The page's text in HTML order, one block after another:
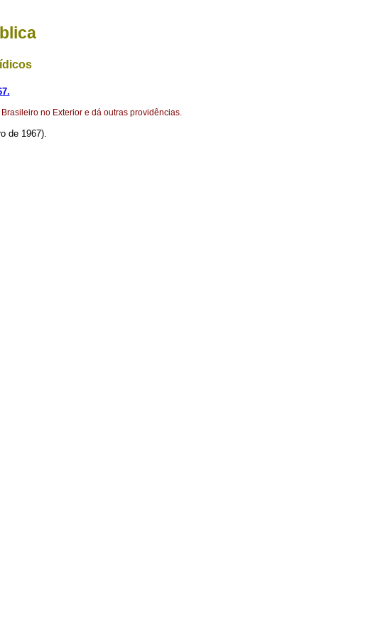
no Exterior e dá outras providências.
de 1967).